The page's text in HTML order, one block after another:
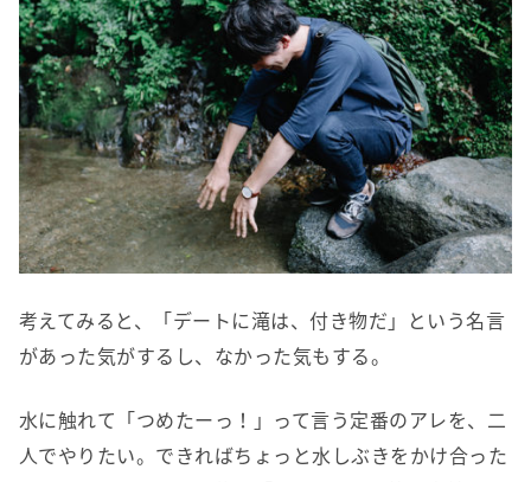
考えてみると、「デートに滝は、付き物だ」という名言
があった気がするし、なかった気もする。
水に触れて「つめたーっ！」って言う定番のアレを、二
人でやりたい。できればちょっと水しぶきをかけ合った